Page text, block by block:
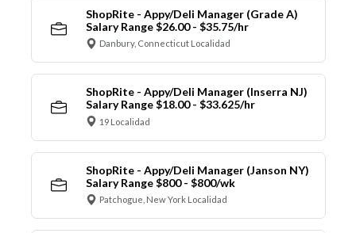
ShopRite - Appy/Deli Manager (Grade A)
Salary Range $26.00 - $35.75/hr
Danbury, Connecticut Localidad
ShopRite - Appy/Deli Manager (Inserra NJ)
Salary Range $18.00 - $33.625/hr
19 Localidad
ShopRite - Appy/Deli Manager (Janson NY)
Salary Range $800 - $800/wk
Patchogue, New York Localidad